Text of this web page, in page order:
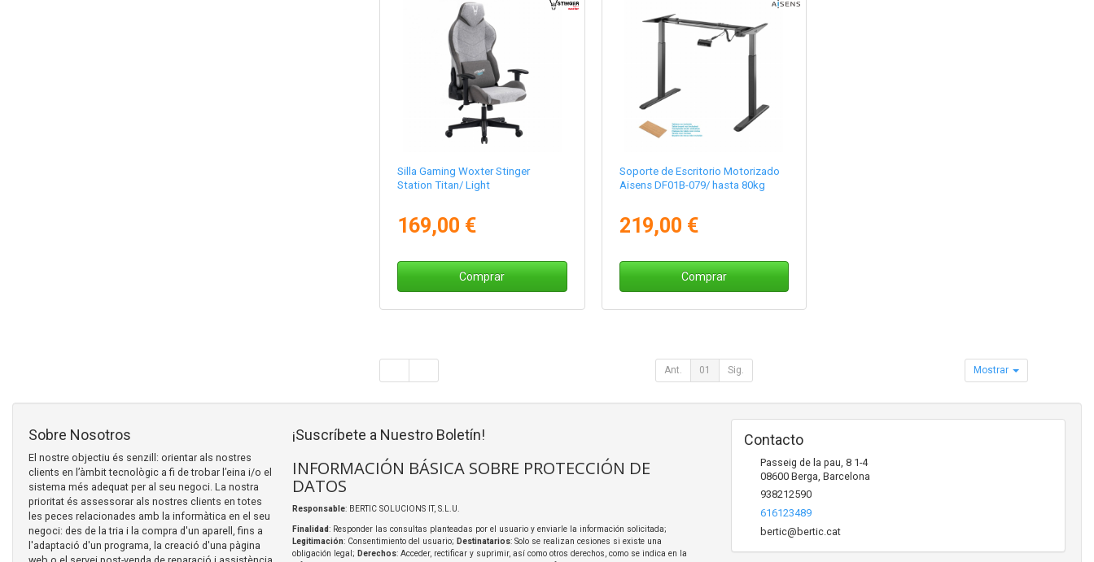
Silla Gaming Woxter Stinger
Station Titan/ Light
169,00 €
Comprar
Soporte de Escritorio Motorizado
Aisens DF01B-079/ hasta 80kg
219,00 €
Comprar
Ant. 01 Sig. Mostrar
Sobre Nosotros
El nostre objectiu és senzill: orientar als nostres
clients en l’àmbit tecnològic a fi de trobar l’eina i/o el
sistema més adequat per al seu negoci. La nostra
prioritat és assessorar als nostres clients en totes
les peces relacionades amb la informàtica en el seu
negoci: des de la tria i la compra d'un aparell, fins a
l'adaptació d'un programa, la creació d'una pàgina
¡Suscríbete a Nuestro Boletín!
INFORMACIÓN BÁSICA SOBRE PROTECCIÓN DE
DATOS
Responsable: BERTIC SOLUCIONS IT, S.L.U.
Finalidad: Responder las consultas planteadas por el usuario y enviarle la información solicitada;
Legitimación: Consentimiento del usuario; Destinatarios: Solo se realizan cesiones si existe una
obligación legal; Derechos: Acceder, rectificar y suprimir, así como otros derechos, como se indica en la
Contacto
Passeig de la pau, 8 1-4
08600 Berga Barcelona
938212590
616123489
bertic@bertic.cat